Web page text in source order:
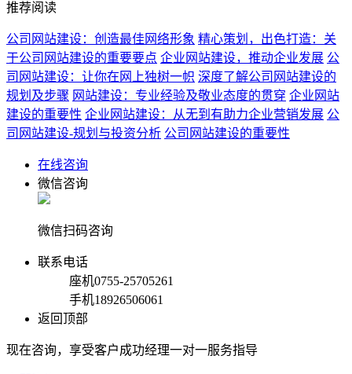
推荐阅读
公司网站建设：创造最佳网络形象 精心策划，出色打造：关
于公司网站建设的重要要点 企业网站建设，推动企业发展 公
司网站建设：让你在网上独树一帜 深度了解公司网站建设的
规划及步骤 网站建设：专业经验及敬业态度的贯穿 企业网站
建设的重要性 企业网站建设：从无到有助力企业营销发展 公
司网站建设-规划与投资分析 公司网站建设的重要性
在线咨询
微信咨询
微信扫码咨询
联系电话
座机0755-25705261
手机18926506061
返回顶部
现在咨询，享受客户成功经理一对一服务指导